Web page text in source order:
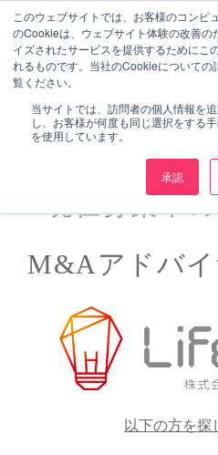
このウェブサイトでは、お客様のコンピ
のCookieは、ウェブサイト体験の改善の
イズされたサービスを提供するためにこ
れるものです。当社のCookieについて
覧ください。
当サイトでは、訪問者の個人情報を
し、お客様が何度も同じ選択をする
を使用しています。
承認
現在募集中
M&Aアドバ
以下の方を探